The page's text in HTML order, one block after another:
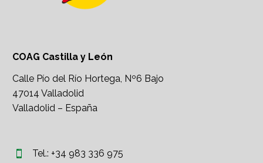
COAG Castilla y León
Calle Pío del Río Hortega, Nº6 Bajo
47014 Valladolid
Valladolid – España

 Tel.: +34 983 336 975